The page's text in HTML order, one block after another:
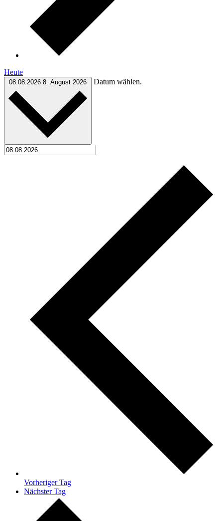
Heute
08.08.2026 8. August 2026 Datum wählen.
Vorheriger Tag
Nächster Tag